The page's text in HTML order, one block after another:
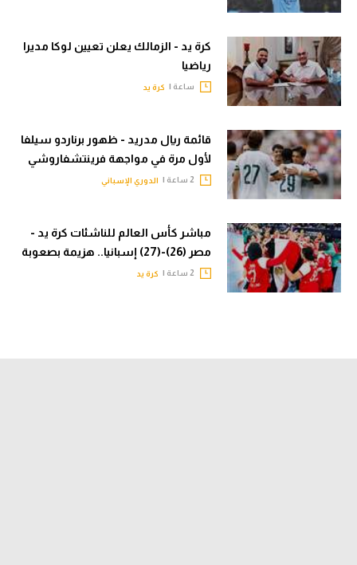
كرة يد - الزمالك يعلن تعيين لوكا مديرا
رياضيا
ساعة | كرة يد
قائمة ريال مدريد - ظهور برناردو سيلفا
لأول مرة في مواجهة فرينتشفاروشي
الدوري الإسباني
مباشر كأس العالم للناشئات كرة يد -
مصر (26)-(27) إسبانيا.. هزيمة بصعوبة
كرة يد